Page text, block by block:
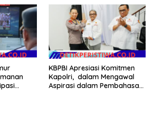
KBPBI Apresiasi Komitmen
Kapolri, dalam Mengawal
Aspirasi dalam Pembahasan